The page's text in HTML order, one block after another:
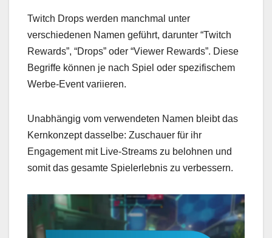
Twitch Drops werden manchmal unter
verschiedenen Namen geführt, darunter “Twitch
Rewards”, “Drops” oder “Viewer Rewards”. Diese
Begriffe können je nach Spiel oder spezifischem
Werbe-Event variieren.
Unabhängig vom verwendeten Namen bleibt das
Kernkonzept dasselbe: Zuschauer für ihr
Engagement mit Live-Streams zu belohnen und
somit das gesamte Spielerlebnis zu verbessern.